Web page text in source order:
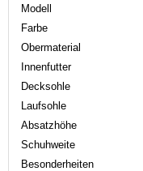
Modell
Farbe
Obermaterial
Innenfutter
Decksohle
Laufsohle
Absatzhöhe
Schuhweite
Besonderheiten